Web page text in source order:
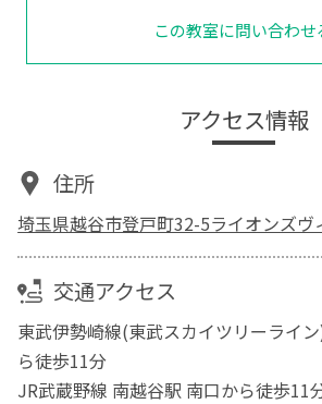
この教室に問い合わせ
アクセス情報
住所
埼玉県越谷市登戸町32-5ライオンズヴ
交通アクセス
東武伊勢崎線(東武スカイツリーライ
ら徒歩11分
JR武蔵野線 南越谷駅 南口から徒歩11